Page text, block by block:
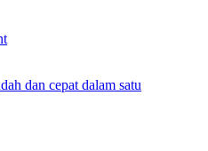
dan cepat dalam satu